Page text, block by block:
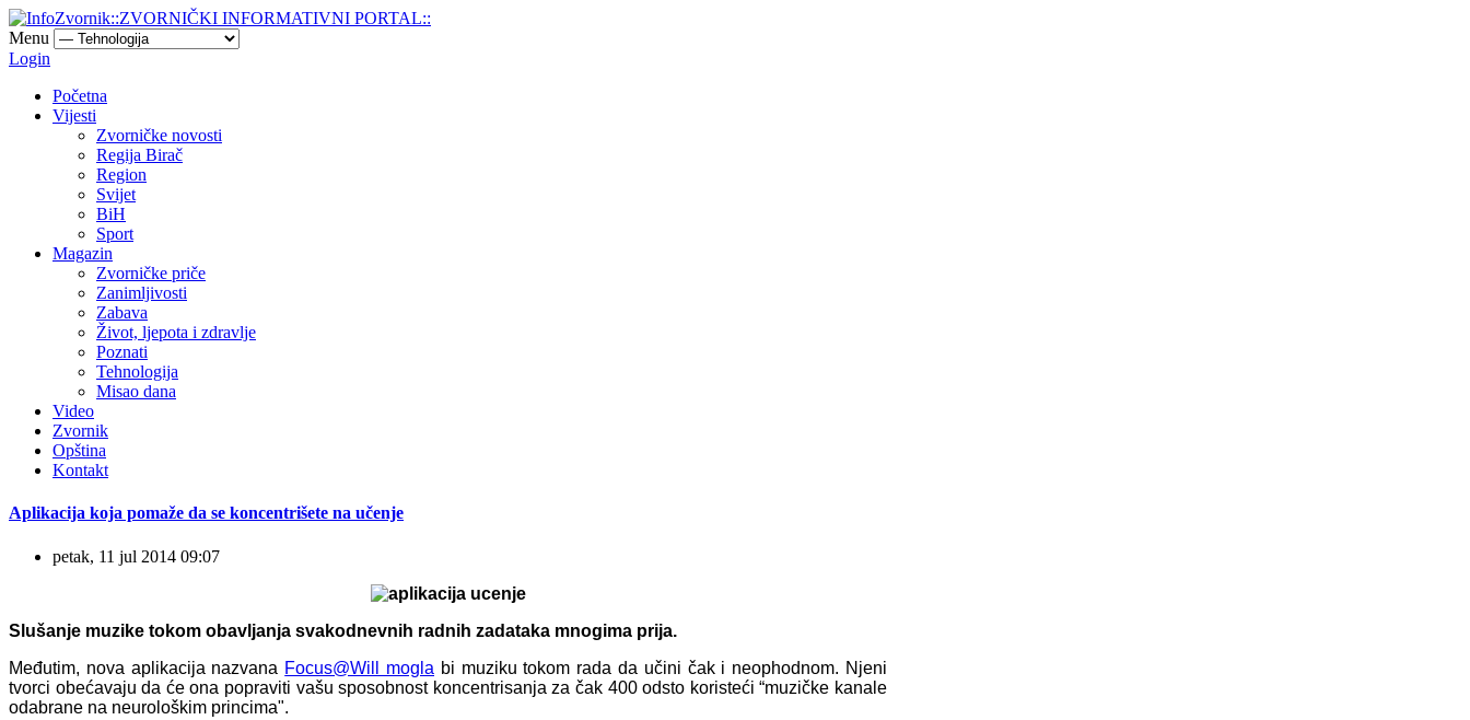
Menu
Login
Početna
Vijesti
Zvorničke novosti
Regija Birač
Region
Svijet
BiH
Sport
Magazin
Zvorničke priče
Zanimljivosti
Zabava
Život, ljepota i zdravlje
Poznati
Tehnologija
Misao dana
Video
Zvornik
Opština
Kontakt
Aplikacija koja pomaže da se koncentrišete na učenje
petak, 11 jul 2014 09:07
Slušanje muzike tokom obavljanja svakodnevnih radnih zadataka mnogima prija.
Međutim, nova aplikacija nazvana Focus@Will mogla bi muziku tokom rada da učini čak i neophodnom. Njeni
tvorci obećavaju da će ona popraviti vašu sposobnost koncentrisanja za čak 400 odsto koristeći “muzičke kanale
odabrane na neurološkim princima".